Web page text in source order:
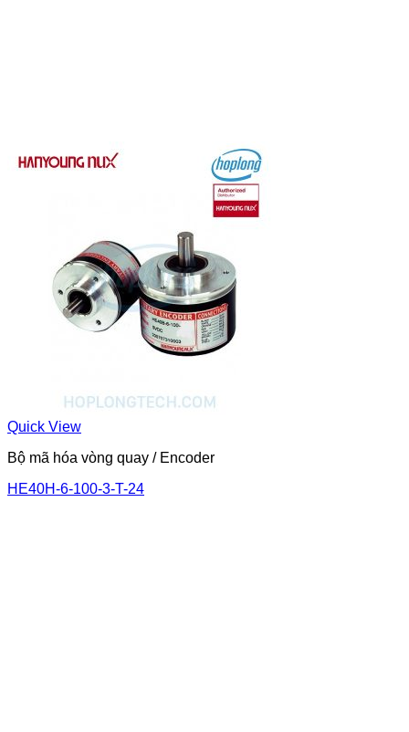
Quick View
Bộ mã hóa vòng quay / Encoder
HE40H-6-100-3-T-24